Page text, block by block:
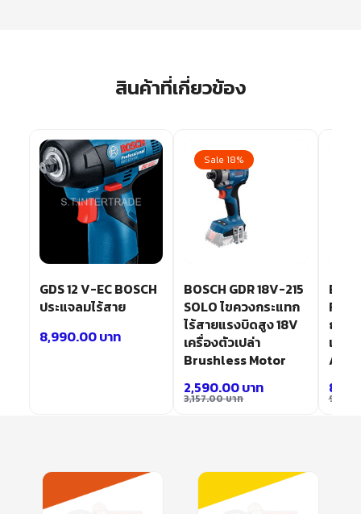
สินค้าที่เกี่ยวข้อง
GDS 12 V-EC BOSCH
ประแจลมไร้สาย
8,990.00บาท
Sale 18%
BOSCH GDR 18V-215
SOLO ไขควงกระแทก
ไร้สายแรงบิดสูง 18V
เครื่องตัวเปล่า
Brushless Motor
3,157.00บาท
2,590.00บาท
FC ส
ถอด
แบต
Ah